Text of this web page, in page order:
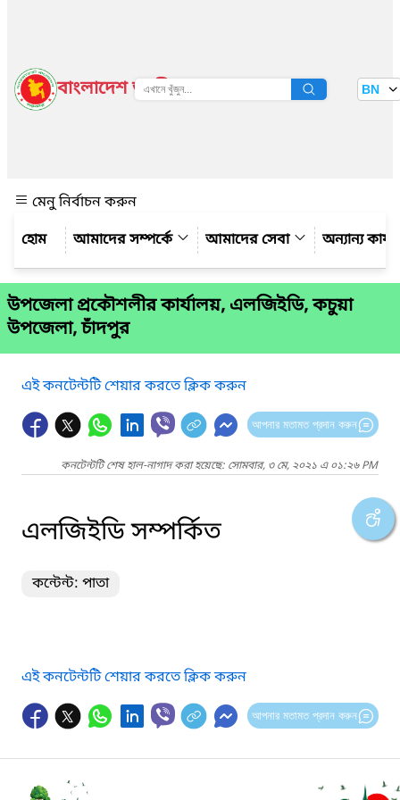
বাংলাদেশ জাতীয় তথ্য বাতায়ন BN
মেনু নির্বাচন করুন
আমাদের সম্পর্কে
আমাদের সেবা অন্যান্য
উপজেলা প্রকৌশলীর কার্যালয়, এলজিইডি, কচুয়া
উপজেলা, চাঁদপুর
এই কনটেন্টটি শেয়ার করতে ক্লিক করুন
আপনার মতামত প্রদান করুন
কনটেন্টটি শেষ হাল-নাগাদ করা হয়েছে: সোমবার, ৩ মে, ২০২১ এ ০১:২৬ PM
এলজিইডি সম্পর্কিত
কন্টেন্ট: পাতা
এই কনটেন্টটি শেয়ার করতে ক্লিক করুন
আপনার মতামত প্রদান করুন